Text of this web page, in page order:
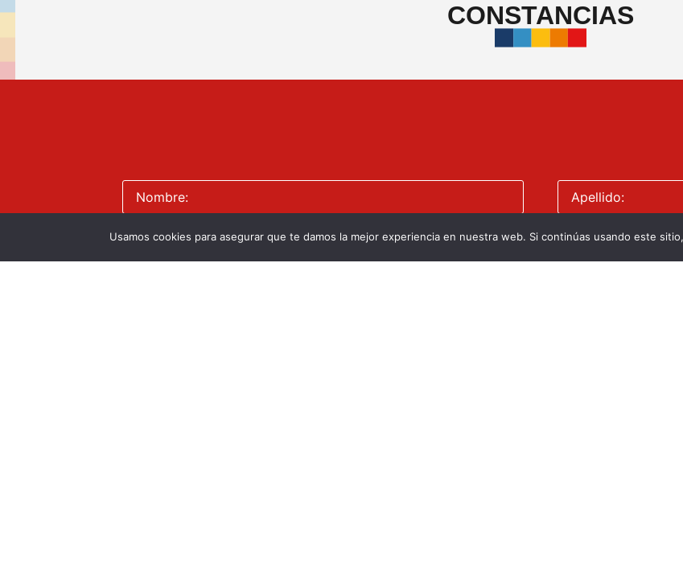
CONSTANCIAS
Usamos cookies para asegurar que te damos la mejor experiencia en nuestra web. Si continúas usando este